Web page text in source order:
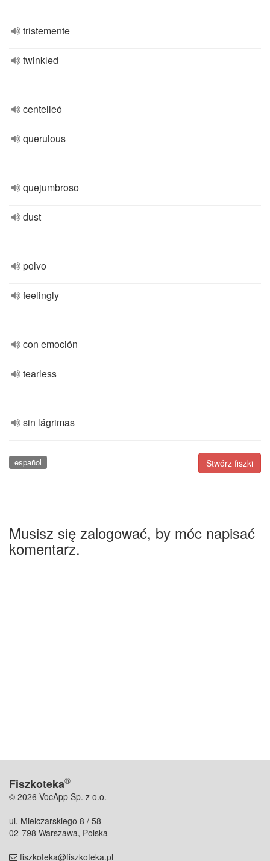
tristemente
twinkled
centelleó
querulous
quejumbroso
dust
polvo
feelingly
con emoción
tearless
sin lágrimas
Stwórz fiszki
español
Musisz się zalogować, by móc napisać
komentarz.
Fiszkoteka®
© 2026 VocApp Sp. z o.o.
ul. Mielczarskiego 8 / 58
02-798 Warszawa, Polska
fiszkoteka@fiszkoteka.pl